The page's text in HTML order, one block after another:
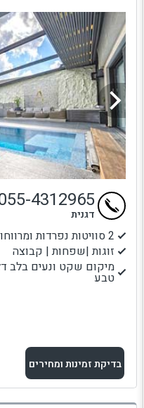
2 סוויטות נפרדות ומרווחות – סוויטת סינמה וסוויטת גולד
זוגות |שפחות | קבוצה
מיקום שקט ונעים בלב
טבע
4312965
דגנית
בדיקת זמינות ומחירים
למתחם זה